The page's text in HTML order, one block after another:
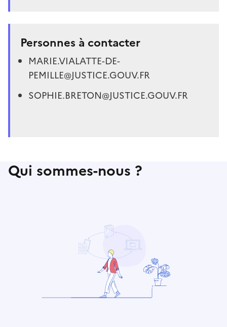
Personnes à contacter
MARIE.VIALATTE-DE-
PEMILLE@JUSTICE.GOUV.FR
SOPHIE.BRETON@JUSTICE.GOUV.FR
Qui sommes-nous ?